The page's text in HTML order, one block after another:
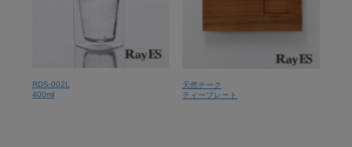
RDS-002L
400ml
天然チーク
ティープレート